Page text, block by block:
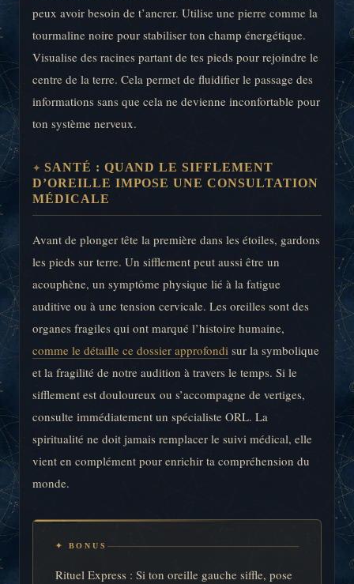
peux avoir besoin de t’ancrer. Utilise une pierre comme la
tourmaline noire pour stabiliser ton champ énergétique.
Visualise des racines partant de tes pieds pour rejoindre le
centre de la terre. Cela permet de fluidifier le passage des
informations sans que cela ne devienne inconfortable pour
ton système nerveux.
SANTÉ : QUAND LE SIFFLEMENT
D’OREILLE IMPOSE UNE CONSULTATION
MÉDICALE
Avant de plonger tête la première dans les étoiles, gardons
les pieds sur terre. Un sifflement peut aussi être un
acouphène, un symptôme physique lié à la fatigue
auditive ou à une tension cervicale. Les oreilles sont des
organes fragiles qui ont marqué l’histoire humaine,
comme le détaille ce dossier approfondi sur la symbolique
et la fragilité de notre audition à travers le temps. Si le
sifflement est douloureux ou s’accompagne de vertiges,
consulte immédiatement un spécialiste ORL. La
spiritualité ne doit jamais remplacer le suivi médical, elle
vient en complément pour enrichir ta compréhension du
monde.
✦ BONUS
Rituel Express : Si ton oreille gauche siffle, pose